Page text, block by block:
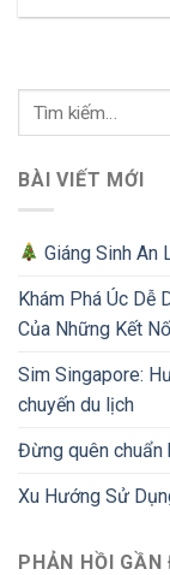
BÀI VIẾT MỚI
Giáng Sinh An
Khám Phá Úc Dễ
Của Những Kết
Sim Singapore:
chuyến du lịch
Đừng quên chuẩn
Xu Hướng Sử
PHẢN HỒI GẦN